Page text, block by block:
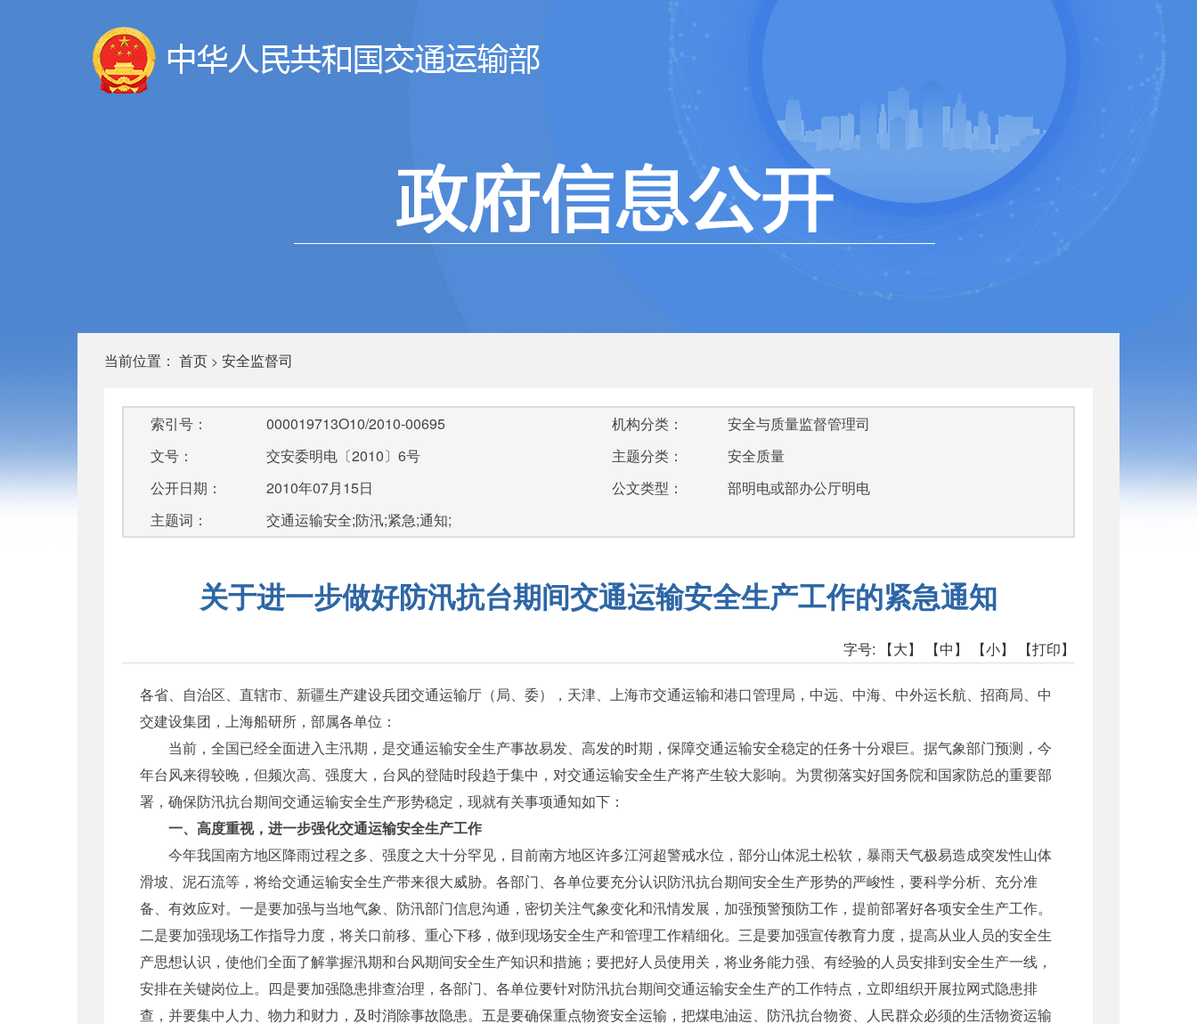
当前位置： 首页 > 安全监督司
索引号：
000019713O10/2010-00695
文号：
交安委明电〔2010〕6号
公开日期：
2010年07月15日
主题词：
交通运输安全;防汛;紧急;通知;
机构分类：
安全与质量监督管理司
主题分类：
安全质量
公文类型：
部明电或部办公厅明电
关于进一步做好防汛抗台期间交通运输安全生产工作的紧急通知
字号: 【大】 【中】 【小】 【打印】
各省、自治区、直辖市、新疆生产建设兵团交通运输厅（局、委），天津、上海市交通运输和港口管理局，中远、中海、中外运长航、招商局、中
交建设集团，上海船研所，部属各单位：
当前，全国已经全面进入主汛期，是交通运输安全生产事故易发、高发的时期，保障交通运输安全稳定的任务十分艰巨。据气象部门预测，今
年台风来得较晚，但频次高、强度大，台风的登陆时段趋于集中，对交通运输安全生产将产生较大影响。为贯彻落实好国务院和国家防总的重要部
署，确保防汛抗台期间交通运输安全生产形势稳定，现就有关事项通知如下：
一、高度重视，进一步强化交通运输安全生产工作
今年我国南方地区降雨过程之多、强度之大十分罕见，目前南方地区许多江河超警戒水位，部分山体泥土松软，暴雨天气极易造成突发性山体
滑坡、泥石流等，将给交通运输安全生产带来很大威胁。各部门、各单位要充分认识防汛抗台期间安全生产形势的严峻性，要科学分析、充分准
备、有效应对。一是要加强与当地气象、防汛部门信息沟通，密切关注气象变化和汛情发展，加强预警预防工作，提前部署好各项安全生产工作。
二是要加强现场工作指导力度，将关口前移、重心下移，做到现场安全生产和管理工作精细化。三是要加强宣传教育力度，提高从业人员的安全生
产思想认识，使他们全面了解掌握汛期和台风期间安全生产知识和措施；要把好人员使用关，将业务能力强、有经验的人员安排到安全生产一线，
安排在关键岗位上。四是要加强隐患排查治理，各部门、各单位要针对防汛抗台期间交通运输安全生产的工作特点，立即组织开展拉网式隐患排
查，并要集中人力、物力和财力，及时消除事故隐患。五是要确保重点物资安全运输，把煤电油运、防汛抗台物资、人民群众必须的生活物资运输